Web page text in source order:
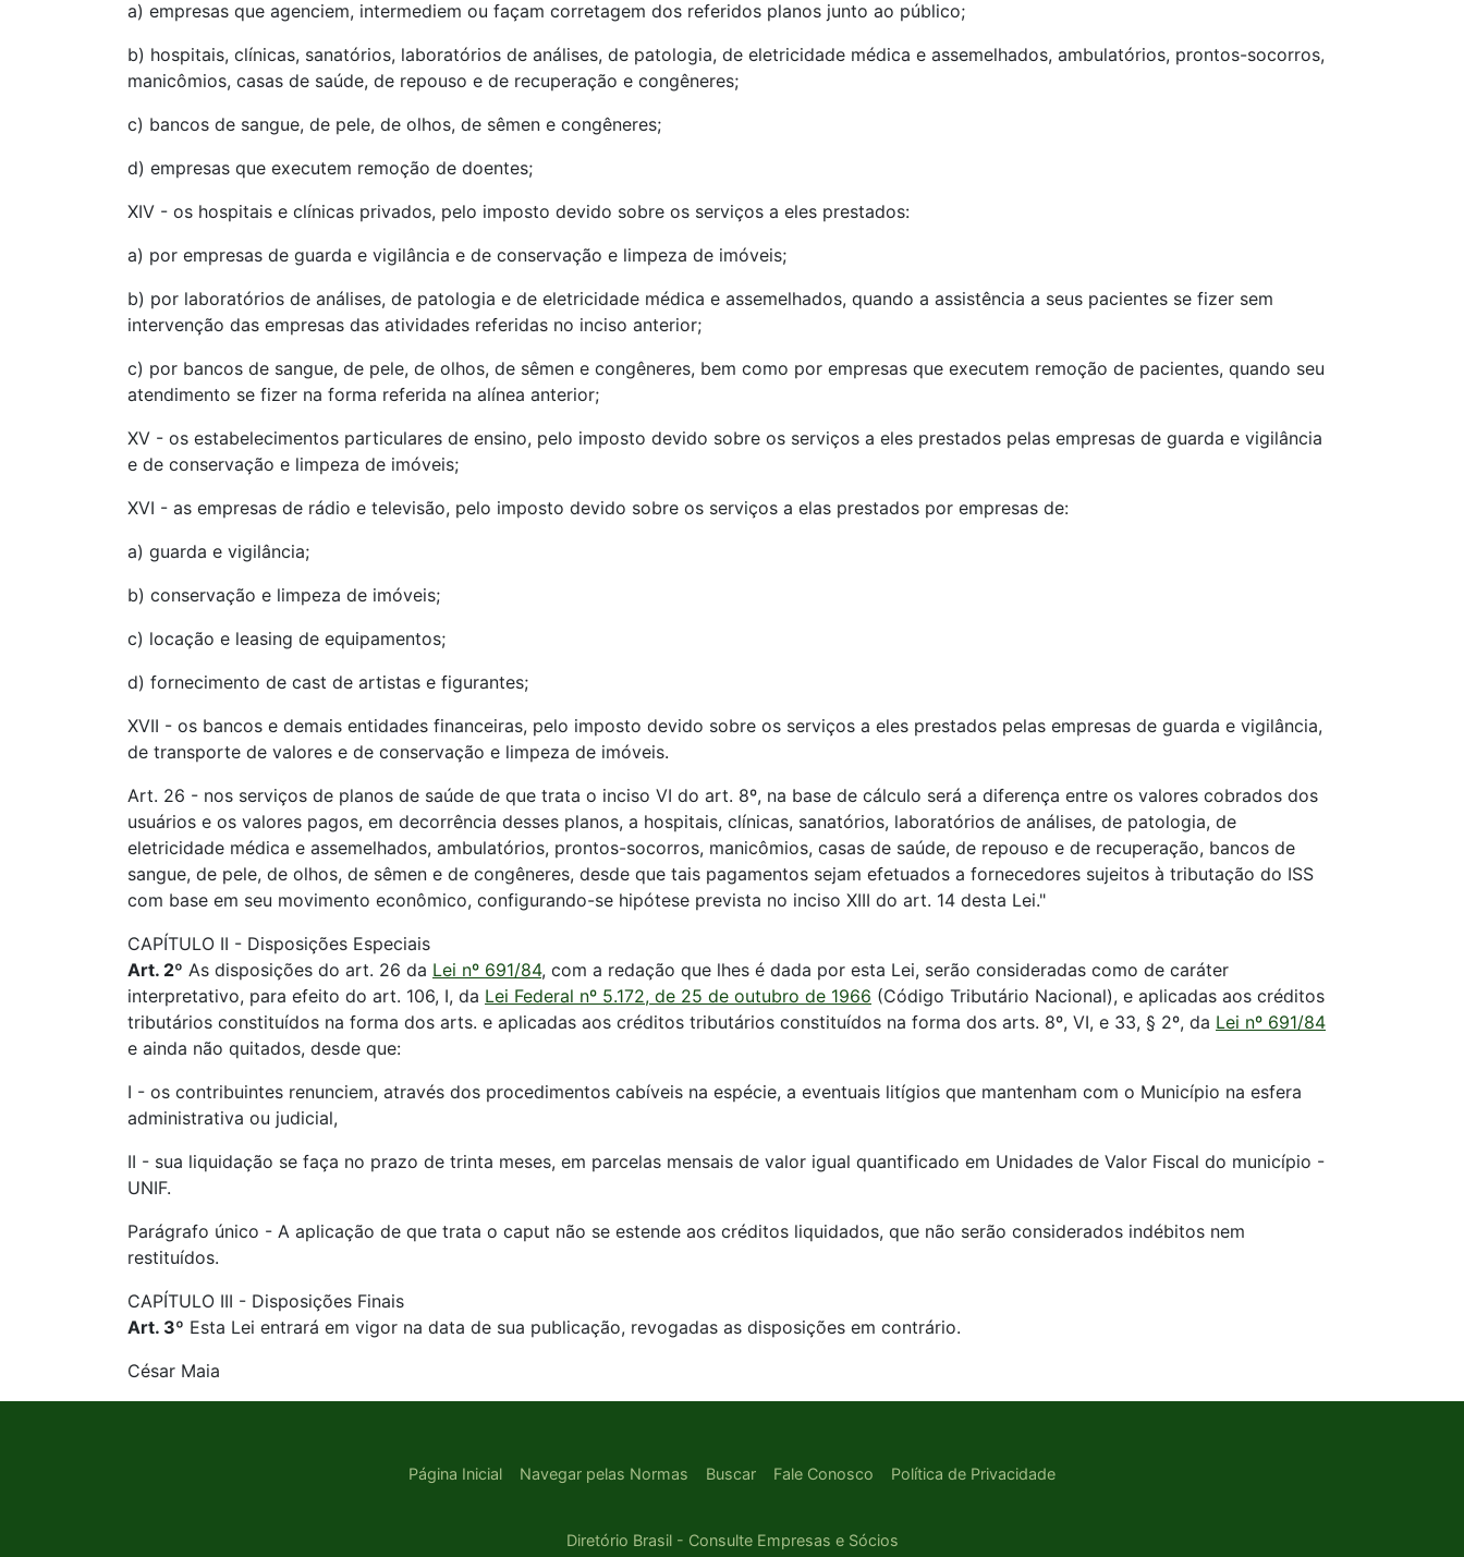
a) empresas que agenciem, intermediem ou façam corretagem dos referidos planos junto ao público;
b) hospitais, clínicas, sanatórios, laboratórios de análises, de patologia, de eletricidade médica e assemelhados, ambulatórios, prontos-socorros,
manicômios, casas de saúde, de repouso e de recuperação e congêneres;
c) bancos de sangue, de pele, de olhos, de sêmen e congêneres;
d) empresas que executem remoção de doentes;
XIV - os hospitais e clínicas privados, pelo imposto devido sobre os serviços a eles prestados:
a) por empresas de guarda e vigilância e de conservação e limpeza de imóveis;
b) por laboratórios de análises, de patologia e de eletricidade médica e assemelhados, quando a assistência a seus pacientes se fizer sem
intervenção das empresas das atividades referidas no inciso anterior;
c) por bancos de sangue, de pele, de olhos, de sêmen e congêneres, bem como por empresas que executem remoção de pacientes, quando seu
atendimento se fizer na forma referida na alínea anterior;
XV - os estabelecimentos particulares de ensino, pelo imposto devido sobre os serviços a eles prestados pelas empresas de guarda e vigilância
e de conservação e limpeza de imóveis;
XVI - as empresas de rádio e televisão, pelo imposto devido sobre os serviços a elas prestados por empresas de:
a) guarda e vigilância;
b) conservação e limpeza de imóveis;
c) locação e leasing de equipamentos;
d) fornecimento de cast de artistas e figurantes;
XVII - os bancos e demais entidades financeiras, pelo imposto devido sobre os serviços a eles prestados pelas empresas de guarda e vigilância,
de transporte de valores e de conservação e limpeza de imóveis.
Art. 26 - nos serviços de planos de saúde de que trata o inciso VI do art. 8º, na base de cálculo será a diferença entre os valores cobrados dos
usuários e os valores pagos, em decorrência desses planos, a hospitais, clínicas, sanatórios, laboratórios de análises, de patologia, de
eletricidade médica e assemelhados, ambulatórios, prontos-socorros, manicômios, casas de saúde, de repouso e de recuperação, bancos de
sangue, de pele, de olhos, de sêmen e de congêneres, desde que tais pagamentos sejam efetuados a fornecedores sujeitos à tributação do ISS
com base em seu movimento econômico, configurando-se hipótese prevista no inciso XIII do art. 14 desta Lei."
CAPÍTULO II - Disposições Especiais
Art. 2º As disposições do art. 26 da Lei nº 691/84, com a redação que lhes é dada por esta Lei, serão consideradas como de caráter
interpretativo, para efeito do art. 106, I, da Lei Federal nº 5.172, de 25 de outubro de 1966 (Código Tributário Nacional), e aplicadas aos créditos
tributários constituídos na forma dos arts. e aplicadas aos créditos tributários constituídos na forma dos arts. 8º, VI, e 33, § 2º, da Lei nº 691/84
e ainda não quitados, desde que:
I - os contribuintes renunciem, através dos procedimentos cabíveis na espécie, a eventuais litígios que mantenham com o Município na esfera
administrativa ou judicial,
II - sua liquidação se faça no prazo de trinta meses, em parcelas mensais de valor igual quantificado em Unidades de Valor Fiscal do município -
UNIF.
Parágrafo único - A aplicação de que trata o caput não se estende aos créditos liquidados, que não serão considerados indébitos nem
restituídos.
CAPÍTULO III - Disposições Finais
Art. 3º Esta Lei entrará em vigor na data de sua publicação, revogadas as disposições em contrário.
César Maia
Página Inicial Navegar pelas Normas Buscar Fale Conosco Política de Privacidade
Diretório Brasil - Consulte Empresas e Sócios